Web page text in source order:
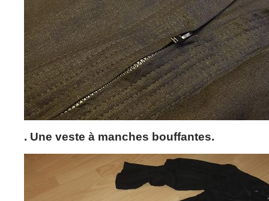
. Une veste à manches bouffantes.